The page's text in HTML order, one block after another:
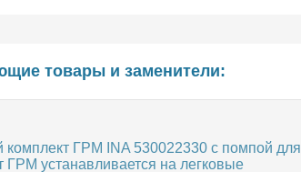
товары и заменители:
ГРМ INA 530022330 с помпой для
ГРМ устанавливается на легковые